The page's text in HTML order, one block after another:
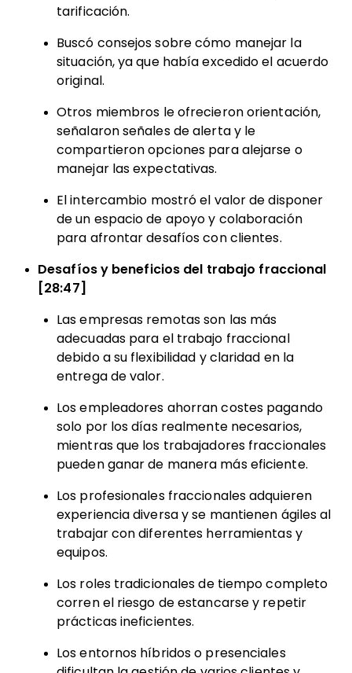
tarificación.
Buscó consejos sobre cómo manejar la
situación, ya que había excedido el acuerdo
original.
Otros miembros le ofrecieron orientación,
señalaron señales de alerta y le
compartieron opciones para alejarse o
manejar las expectativas.
El intercambio mostró el valor de disponer
de un espacio de apoyo y colaboración
para afrontar desafíos con clientes.
Desafíos y beneficios del trabajo fraccional
[28:47]
Las empresas remotas son las más
adecuadas para el trabajo fraccional
debido a su flexibilidad y claridad en la
entrega de valor.
Los empleadores ahorran costes pagando
solo por los días realmente necesarios,
mientras que los trabajadores fraccionales
pueden ganar de manera más eficiente.
Los profesionales fraccionales adquieren
experiencia diversa y se mantienen ágiles al
trabajar con diferentes herramientas y
equipos.
Los roles tradicionales de tiempo completo
corren el riesgo de estancarse y repetir
prácticas ineficientes.
Los entornos híbridos o presenciales